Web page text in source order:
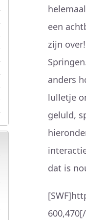
een
zijn
anders
lulletje
geluld,
dat is